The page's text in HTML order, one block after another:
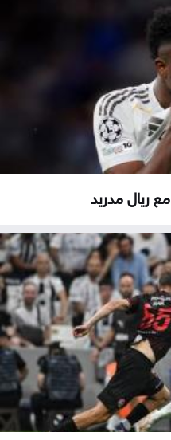
ريال مدريد